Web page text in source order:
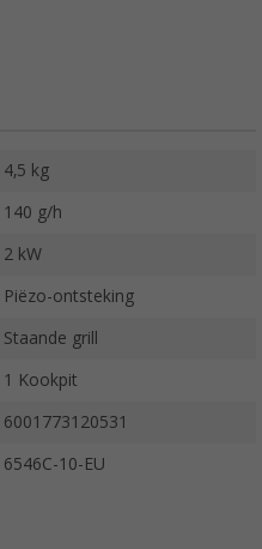
4,5 kg
140 g/h
2 kW
Piëzo-ontsteking
Staande grill
1 Kookpit
6001773120531
6546C-10-EU